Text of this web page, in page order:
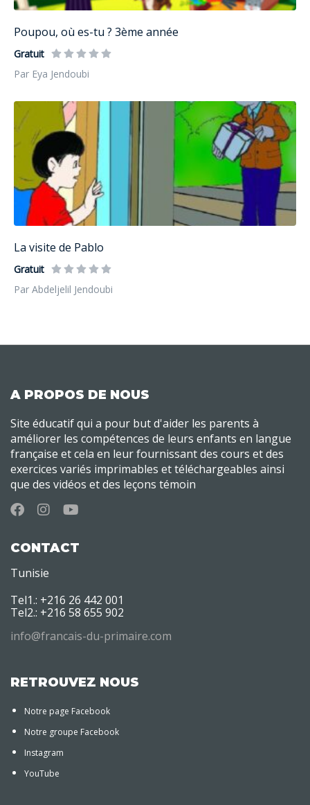
Poupou, où es-tu ? 3ème année
Gratuit
Par Eya Jendoubi
La visite de Pablo
Gratuit
Par Abdeljelil Jendoubi
A PROPOS DE NOUS
Site éducatif qui a pour but d'aider les parents à
améliorer les compétences de leurs enfants en langue
française et cela en leur fournissant des cours et des
exercices variés imprimables et téléchargeables ainsi
que des vidéos et des leçons témoin
CONTACT
Tunisie
Tel1.: +216 26 442 001
Tel2.: +216 58 655 902
info@francais-du-primaire.com
RETROUVEZ NOUS
Notre page Facebook
Notre groupe Facebook
Instagram
YouTube